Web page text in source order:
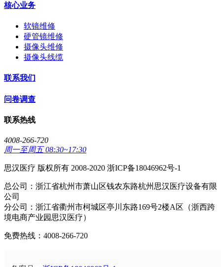
核心业务
软镜维修
硬管镜维修
摄像头维修
摄像头线缆
联系我们
问卷调查
联系热线
4008-266-720
周一至周五 08:30~17:30
思汉医疗 版权所有 2008-2020 浙ICP备18046962号-1
总公司：浙江省杭州市萧山区钱农东路杭州思汉医疗设备有限
公司
分公司：浙江省衢州市柯城区亭川东路169号2楼A区（浙西跨
境电商产业园思汉医疗）
免费热线：4008-266-720